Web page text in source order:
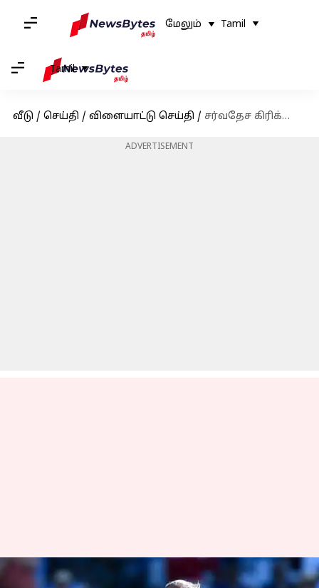
மேலும் Tamil
Tamil
வீடு / செய்தி / விளையாட்டு செய்தி / சர்வதேச கிரிக்கெட்டிலிருந்து ஓய்வை அறிவித்த தென்னாப்பிரிக்க வீராங்கனை ஷப்னிம் இஸ்மாயில்
ADVERTISEMENT
சர்வதேச